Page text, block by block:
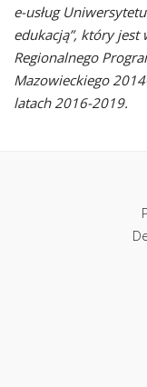
e-usług
edukacją”, który jest
Regionalnego
Mazowieckiego
latach 2016-2019.